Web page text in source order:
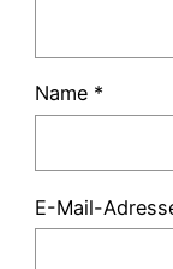
Name *
E-Mail-